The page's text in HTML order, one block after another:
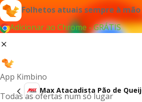
Folhetos atuais sempre à mão
Adicionar ao Chrome - GRÁTIS
App Kimbino
Todas as ofertas num só lugar
Max Atacadista Pão de